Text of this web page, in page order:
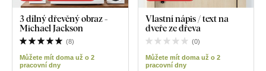
3 dílný dřevěný obraz -
Michael Jackson
(8)
Můžete mít doma už o 2
pracovní dny
Vlastní nápis / text na
dveře ze dřeva
(0)
Můžete mít doma už o 2
pracovní dny